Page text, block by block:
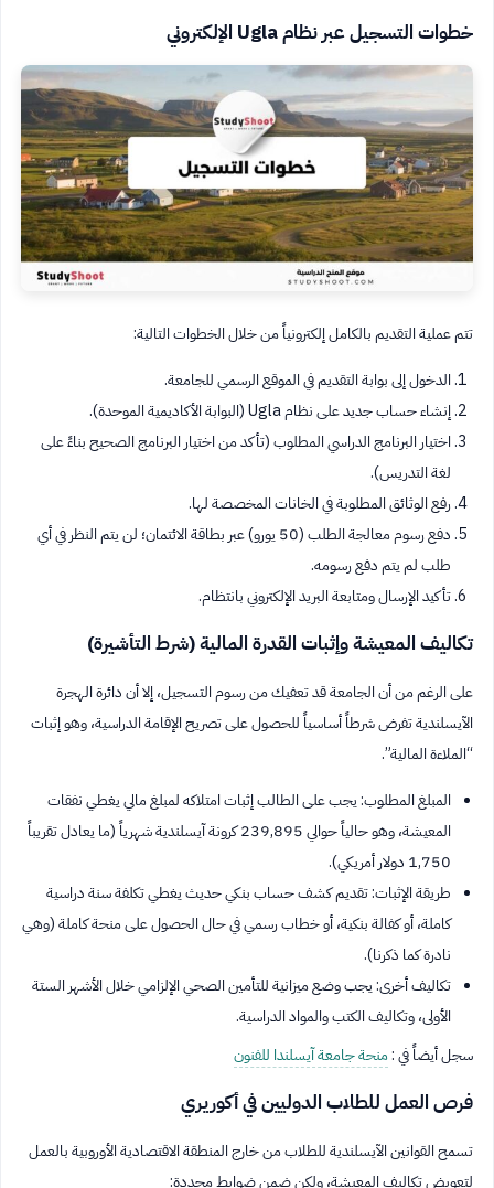
خطوات التسجيل عبر نظام Ugla الإلكتروني
تتم عملية التقديم بالكامل إلكترونياً من خلال الخطوات التالية:
الدخول إلى بوابة التقديم في الموقع الرسمي للجامعة.
إنشاء حساب جديد على نظام Ugla (البوابة الأكاديمية الموحدة).
اختيار البرنامج الدراسي المطلوب (تأكد من اختيار البرنامج الصحيح بناءً على
لغة التدريس).
رفع الوثائق المطلوبة في الخانات المخصصة لها.
دفع رسوم معالجة الطلب (50 يورو) عبر بطاقة الائتمان؛ لن يتم النظر في أي
طلب لم يتم دفع رسومه.
تأكيد الإرسال ومتابعة البريد الإلكتروني بانتظام.
تكاليف المعيشة وإثبات القدرة المالية (شرط التأشيرة)
على الرغم من أن الجامعة قد تعفيك من رسوم التسجيل، إلا أن دائرة الهجرة
الآيسلندية تفرض شرطاً أساسياً للحصول على تصريح الإقامة الدراسية، وهو إثبات
“الملاءة المالية”.
المبلغ المطلوب: يجب على الطالب إثبات امتلاكه لمبلغ مالي يغطي نفقات
المعيشة، وهو حالياً حوالي 239,895 كرونة آيسلندية شهرياً (ما يعادل تقريباً
1,750 دولار أمريكي).
طريقة الإثبات: تقديم كشف حساب بنكي حديث يغطي تكلفة سنة دراسية
كاملة، أو كفالة بنكية، أو خطاب رسمي في حال الحصول على منحة كاملة (وهي
نادرة كما ذكرنا).
تكاليف أخرى: يجب وضع ميزانية للتأمين الصحي الإلزامي خلال الأشهر الستة
الأولى، وتكاليف الكتب والمواد الدراسية.
سجل أيضاً في :منحة جامعة آيسلندا للفنون
فرص العمل للطلاب الدوليين في أكوريري
تسمح القوانين الآيسلندية للطلاب من خارج المنطقة الاقتصادية الأوروبية بالعمل
لتعويض تكاليف المعيشة، ولكن ضمن ضوابط محددة: